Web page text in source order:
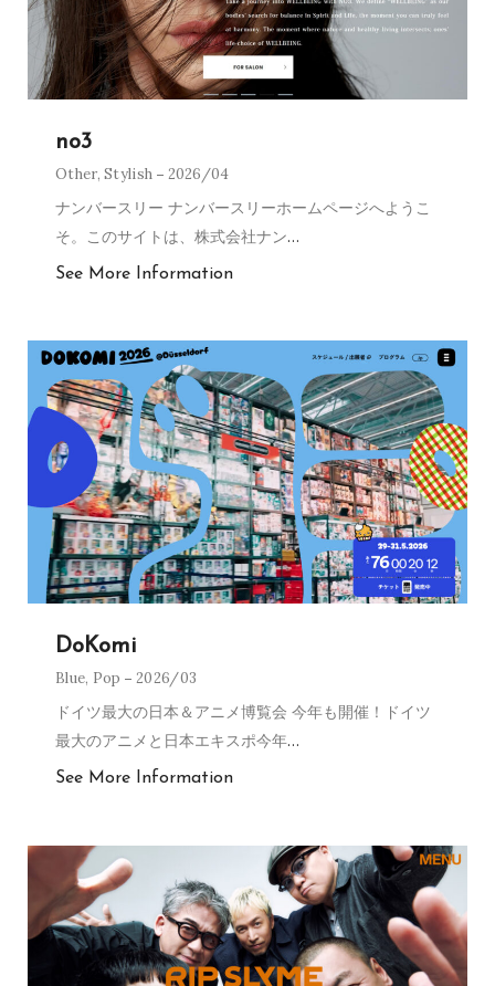
no3
Other,Stylish 2026/04
ナンバースリー ナンバースリーホームページへようこ
そ。このサイトは、株式会社ナン…
See More Information
DoKomi
Blue, Pop 2026/03
ドイツ最大の日本＆アニメ博覧会 今年も開催！ドイツ
最大のアニメと日本エキスポ今年…
See More Information